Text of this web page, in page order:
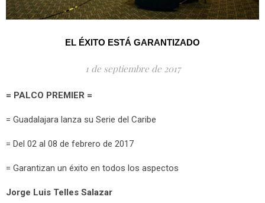
EL ÉXITO ESTÁ GARANTIZADO
1 de septiembre de 2017
= PALCO PREMIER =
= Guadalajara lanza su Serie del Caribe
= Del 02 al 08 de febrero de 2017
= Garantizan un éxito en todos los aspectos
Jorge Luis Telles Salazar